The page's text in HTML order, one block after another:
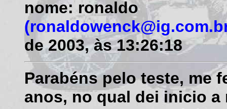
nome: ronaldo
de 2003, às 13:26:18
Parabéns pelo teste, me
anos, no qual dei inicio